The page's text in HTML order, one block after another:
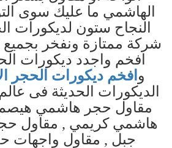
الهاشمي ما عليك سوى
النجاح ستون لديكورات
شركة ممتازة ونفخر بجميع
افخم واجدد ديكورات
و افخم ديكورات الحجر
الديكورات الحديثة فى
مقاول حجر هاشمي
هاشمي كريمي , مقاول
جبل , مقاول واجهات